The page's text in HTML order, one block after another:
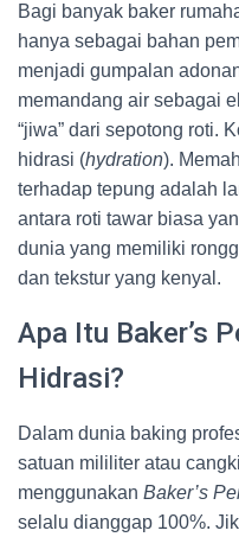
Bagi banyak baker
hanya sebagai bahan
menjadi gumpalan
memandang air sebagai
“jiwa” dari sepotong roti.
hidrasi (hydration).
terhadap tepung adalah
antara roti tawar biasa
dunia yang memiliki
dan tekstur yang kenyal.
Apa Itu Baker’s
Hidrasi?
Dalam dunia baking
satuan mililiter atau
menggunakan Baker’s
selalu dianggap 100%.